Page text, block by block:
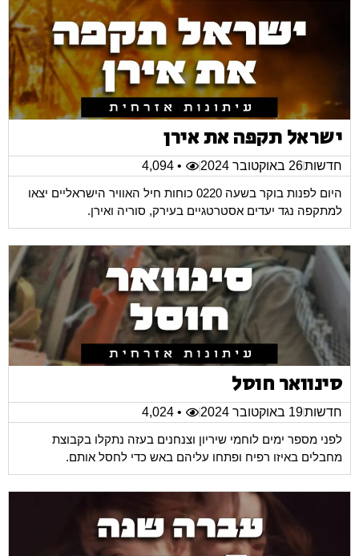
ישראל תקפה את אירן
חדשות26 באוקטובר 2024
• 4,094
היום לפנות בוקר בשעה 0220 כוחות חיל האוויר הישראליים יצאו
למתקפה נגד יעדים אסטרטגיים בעירק, סוריה ואירן.
סינוואר חוסל
חדשות19 באוקטובר 2024
• 4,024
לפני מספר ימים לוחמי שיריון וצנחנים בעזה נתקלו בקבוצת
מחבלים באיזו רפיח ופתחו עליהם באש כדי לחסל אותם.